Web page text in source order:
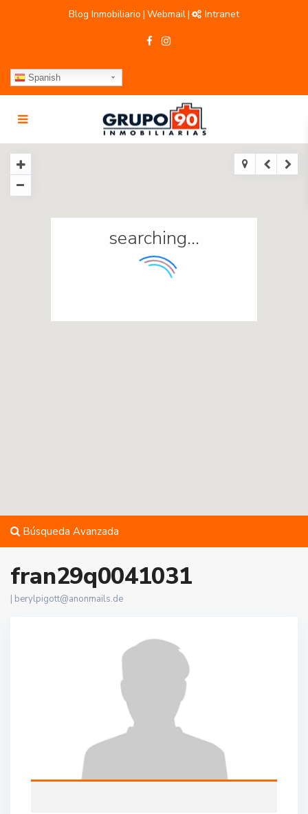
Blog Inmobiliario | Webmail| Intranet
Spanish
searching...
Búsqueda Avanzada
fran29q0041031
berylpigott@anonmails.de